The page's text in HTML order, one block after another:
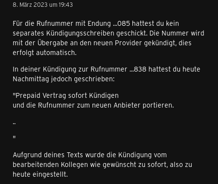
8. März 2023 um 19:43
Für die Rufnummer mit Endung ...085 hattest du kein
separates Kündigungsschreiben geschickt. Die Nummer wird
mit der Übergabe an den neuen Provider gekündigt, dies
erfolgt automatisch.
In deiner Kündigung zur Rufnummer ...838 hattest du heute
Nachmittag jedoch geschrieben:
"Prepaid Vertrag sofort Kündigen
und die Rufnummer zum neuen Anbieter portieren.
..
"
Aufgrund deines Texts wurde die Kündigung vom
bearbeitenden Kollegen wie gewünscht zu sofort, also zu
heute eingestellt.